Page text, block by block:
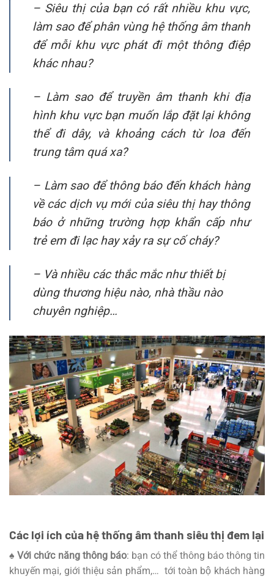
– Siêu thị của bạn có rất nhiều khu vực,
làm sao để phân vùng hệ thống âm thanh
để mỗi khu vực phát đi một thông điệp
khác nhau?
– Làm sao để truyền âm thanh khi địa
hình khu vực bạn muốn lắp đặt lại không
thể đi dây, và khoảng cách từ loa đến
trung tâm quá xa?
– Làm sao để thông báo đến khách hàng
về các dịch vụ mới của siêu thị hay thông
báo ở những trường hợp khẩn cấp như
trẻ em đi lạc hay xảy ra sự cố cháy?
– Và nhiều các thắc mắc như thiết bị
dùng thương hiệu nào, nhà thầu nào
chuyên nghiệp…
Các lợi ích của hệ thống âm thanh siêu thị đem lại
♠ Với chức năng thông báo: bạn có thể thông báo thông tin
khuyến mại, giới thiệu sản phẩm,… tới toàn bộ khách hàng